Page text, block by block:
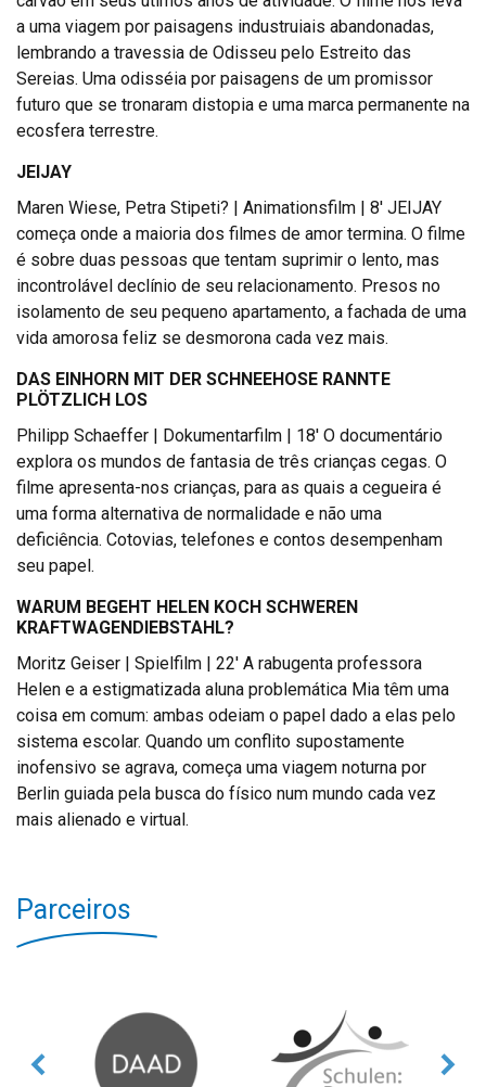
a uma viagem por paisagens industruiais abandonadas,
lembrando a travessia de Odisseu pelo Estreito das
Sereias. Uma odisséia por paisagens de um promissor
futuro que se tronaram distopia e uma marca permanente na
ecosfera terrestre.
JEIJAY
Maren Wiese, Petra Stipeti? | Animationsfilm | 8′ JEIJAY
começa onde a maioria dos filmes de amor termina. O filme
é sobre duas pessoas que tentam suprimir o lento, mas
incontrolável declínio de seu relacionamento. Presos no
isolamento de seu pequeno apartamento, a fachada de uma
vida amorosa feliz se desmorona cada vez mais.
DAS EINHORN MIT DER SCHNEEHOSE RANNTE
PLÖTZLICH LOS
Philipp Schaeffer | Dokumentarfilm | 18′ O documentário
explora os mundos de fantasia de três crianças cegas. O
filme apresenta-nos crianças, para as quais a cegueira é
uma forma alternativa de normalidade e não uma
deficiência. Cotovias, telefones e contos desempenham
seu papel.
WARUM BEGEHT HELEN KOCH SCHWEREN
KRAFTWAGENDIEBSTAHL?
Moritz Geiser | Spielfilm | 22′ A rabugenta professora
Helen e a estigmatizada aluna problemática Mia têm uma
coisa em comum: ambas odeiam o papel dado a elas pelo
sistema escolar. Quando um conflito supostamente
inofensivo se agrava, começa uma viagem noturna por
Berlin guiada pela busca do físico num mundo cada vez
mais alienado e virtual.
Parceiros